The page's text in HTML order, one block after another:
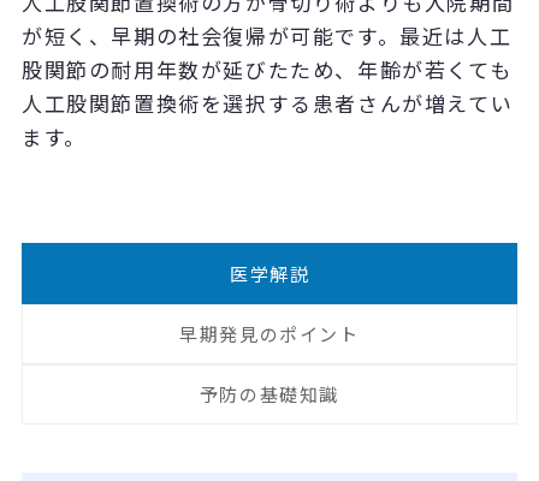
が短く、早期の社会復帰が可能です。最近は人工
股関節の耐用年数が延びたため、年齢が若くても
人工股関節置換術を選択する患者さんが増えてい
ます。
医学解説
早期発見のポイント
予防の基礎知識